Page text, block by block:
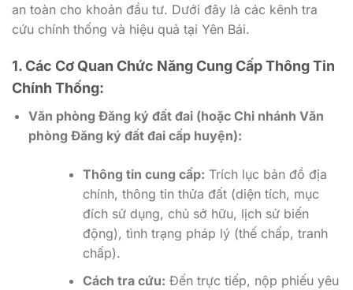
an toàn cho khoản đầu tư. Dưới đây là các kênh tra
cứu chính thống và hiệu quả tại Yên Bái.
1. Các Cơ Quan Chức Năng Cung Cấp Thông Tin
Chính Thống:
Văn phòng Đăng ký đất đai (hoặc Chi nhánh Văn
phòng Đăng ký đất đai cấp huyện):
Thông tin cung cấp: Trích lục bản đồ địa
chính, thông tin thửa đất (diện tích, mục
đích sử dụng, chủ sở hữu, lịch sử biến
động), tình trạng pháp lý (thế chấp, tranh
chấp).
Cách tra cứu: Đến trực tiếp, nộp phiếu yêu